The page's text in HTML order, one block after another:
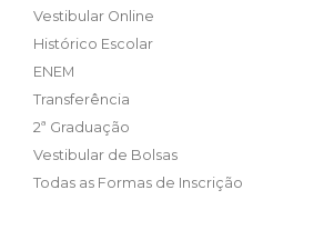
Vestibular Online
Histórico Escolar
ENEM
Transferência
2ª Graduação
Vestibular de Bolsas
Todas as Formas de Inscrição